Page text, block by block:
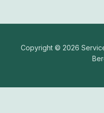
Copyright © 2026